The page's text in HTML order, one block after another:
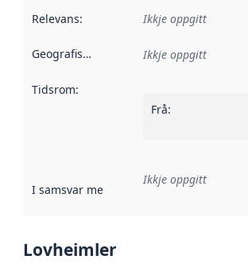
Relevans: Ikkje oppgitt
Geografisk område Ikkje oppgitt
Tidsrom:
Frå:
I samsvar med Referanse til ei
Ikkje oppgitt
Lovheimler